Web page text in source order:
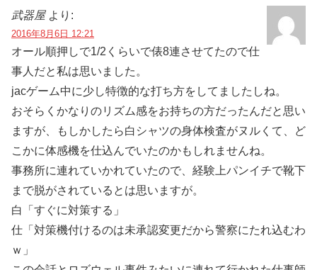
武器屋 より:
2016年8月6日 12:21
オール順押しで1/2くらいで俵8連させてたので仕
事人だと私は思いました。
jacゲーム中に少し特徴的な打ち方をしてましたしね。
おそらくかなりのリズム感をお持ちの方だったんだと思い
ますが、もしかしたら白シャツの身体検査がヌルくて、ど
こかに体感機を仕込んでいたのかもしれませんね。
事務所に連れていかれていたので、経験上パンイチで靴下
まで脱がされているとは思いますが。
白「すぐに対策する」
仕「対策機付けるのは未承認変更だから警察にたれ込むわ
ｗ」